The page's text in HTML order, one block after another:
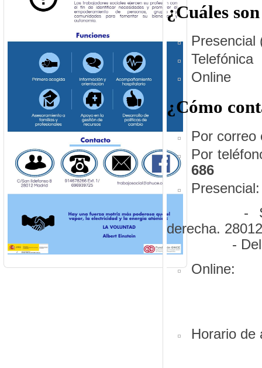
¿Cuáles
Presencial
Telefónica
Online
¿Cómo
Por correo
Por
686
Presencial:
-
derecha.
-
Online:
Horario de